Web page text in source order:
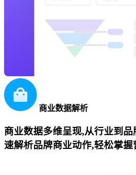
商业数据解析
商业数据多维呈现,从行业到
速解析品牌商业动作,轻松掌握